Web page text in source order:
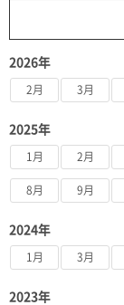
2026年
2月 3月
2025年
1月 2月
8月 9月
2024年
1月 3月
2023年